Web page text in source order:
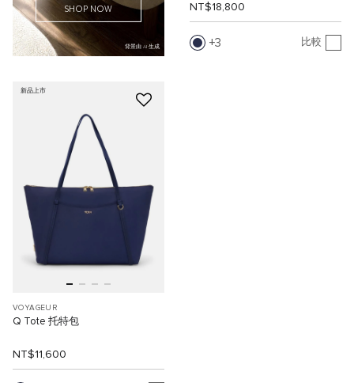
SHOP NOW
背景由 AI 生成
NT$18,800
3 比較
新品上市
VOYAGEUR
Q Tote 托特包
NT$11,600